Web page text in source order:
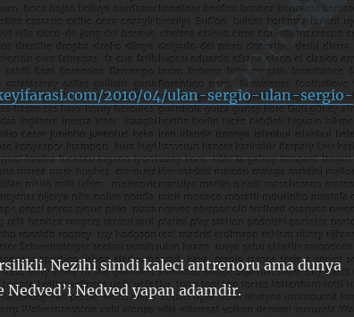
2010/04/ulan-sergio-ulan-sergio-
Nezihi simdi kaleci antrenoru ama dunya
Nedved yapan adamdir.